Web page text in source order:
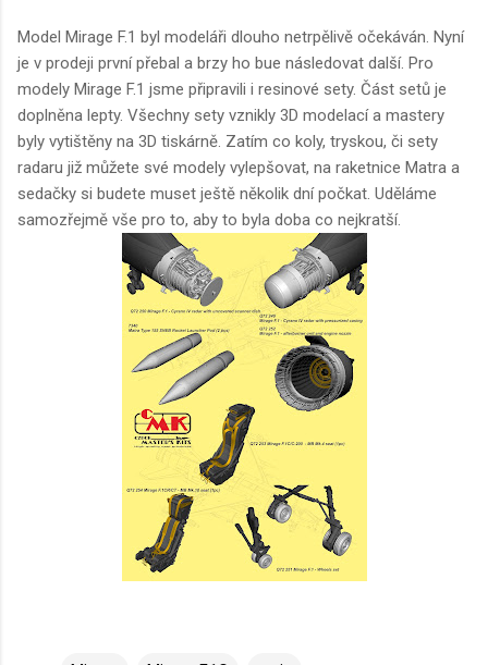
Model Mirage F.1 byl modeláři dlouho netrpělivě očekáván. Nyní
je v prodeji první přebal a brzy ho bue následovat další. Pro
modely Mirage F.1 jsme připravili i resinové sety. Část setů je
doplněna lepty. Všechny sety vznikly 3D modelací a mastery
byly vytištěny na 3D tiskárně. Zatím co koly, tryskou, či sety
radaru již můžete své modely vylepšovat, na raketnice Matra a
sedačky si budete muset ještě několik dní počkat. Uděláme
samozřejmě vše pro to, aby to byla doba co nejkratší.